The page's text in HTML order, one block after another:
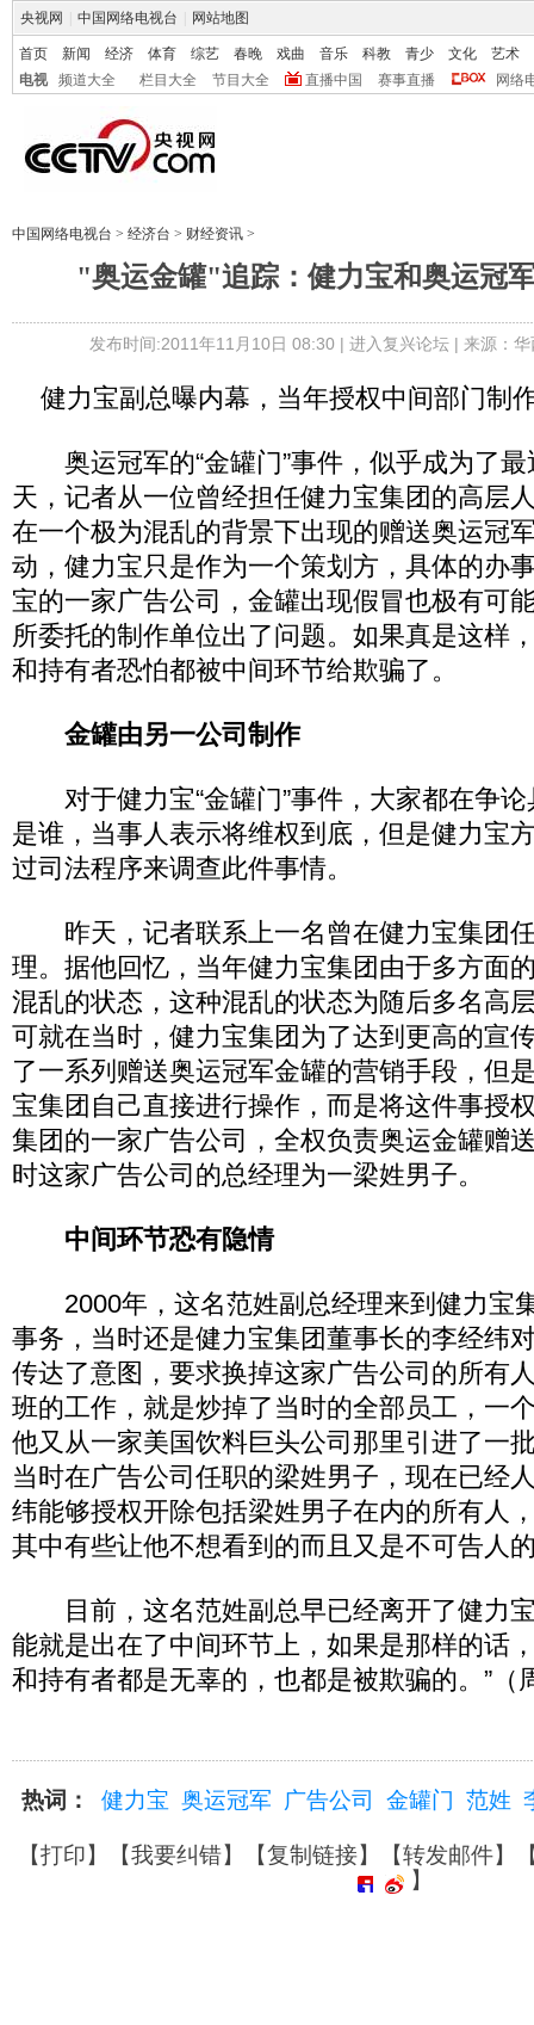
央视网 中国网络电视台 网站地图
首页 新闻 经济 体育 综艺 春晚 戏曲 音乐 科教 青少 文化
艺术
电视
频道大全 栏目大全 节目大全 直播中国 赛事直播 网络
中国网络电视台 > 经济台 > 财经资讯 >
"奥运金罐"追踪：健力宝和奥运冠
发布时间:2011年11月10日 08:30 | 进入复兴论坛| 来源：
健力宝副总曝内幕，当年授权中间部门制
奥运冠军的“金罐门”事件，似乎成为了最
天，记者从一位曾经担任健力宝集团的高层
在一个极为混乱的背景下出现的赠送奥运冠
动，健力宝只是作为一个策划方，具体的办
宝的一家广告公司，金罐出现假冒也极有可
所委托的制作单位出了问题。如果真是这样
和持有者恐怕都被中间环节给欺骗了。
金罐由另一公司制作
对于健力宝“金罐门”事件，大家都在争论
是谁，当事人表示将维权到底，但是健力宝
过司法程序来调查此件事情。
昨天，记者联系上一名曾在健力宝集团
理。据他回忆，当年健力宝集团由于多方面
混乱的状态，这种混乱的状态为随后多名高
可就在当时，健力宝集团为了达到更高的宣
了一系列赠送奥运冠军金罐的营销手段，但
宝集团自己直接进行操作，而是将这件事授
集团的一家广告公司，全权负责奥运金罐赠
时这家广告公司的总经理为一梁姓男子。
中间环节恐有隐情
2000年，这名范姓副总经理来到健力宝
事务，当时还是健力宝集团董事长的李经纬
传达了意图，要求换掉这家广告公司的所有
班的工作，就是炒掉了当时的全部员工，一
他又从一家美国饮料巨头公司那里引进了一
当时在广告公司任职的梁姓男子，现在已经
纬能够授权开除包括梁姓男子在内的所有人
其中有些让他不想看到的而且又是不可告人
目前，这名范姓副总早已经离开了健力宝
能就是出在了中间环节上，如果是那样的话
和持有者都是无辜的，也都是被欺骗的。”（
热词： 健力宝 奥运冠军 广告公司 金罐门 范姓
【打印】【我要纠错】【复制链接】【转发邮件】
】